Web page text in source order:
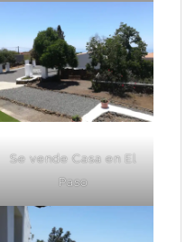
Se vende Casa en El
Paso